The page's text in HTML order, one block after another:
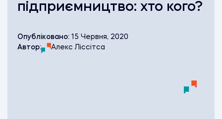
підприємництво: хто кого?
Опубліковано: 15 Червня, 2020
Автор:
Алекс Ліссітса